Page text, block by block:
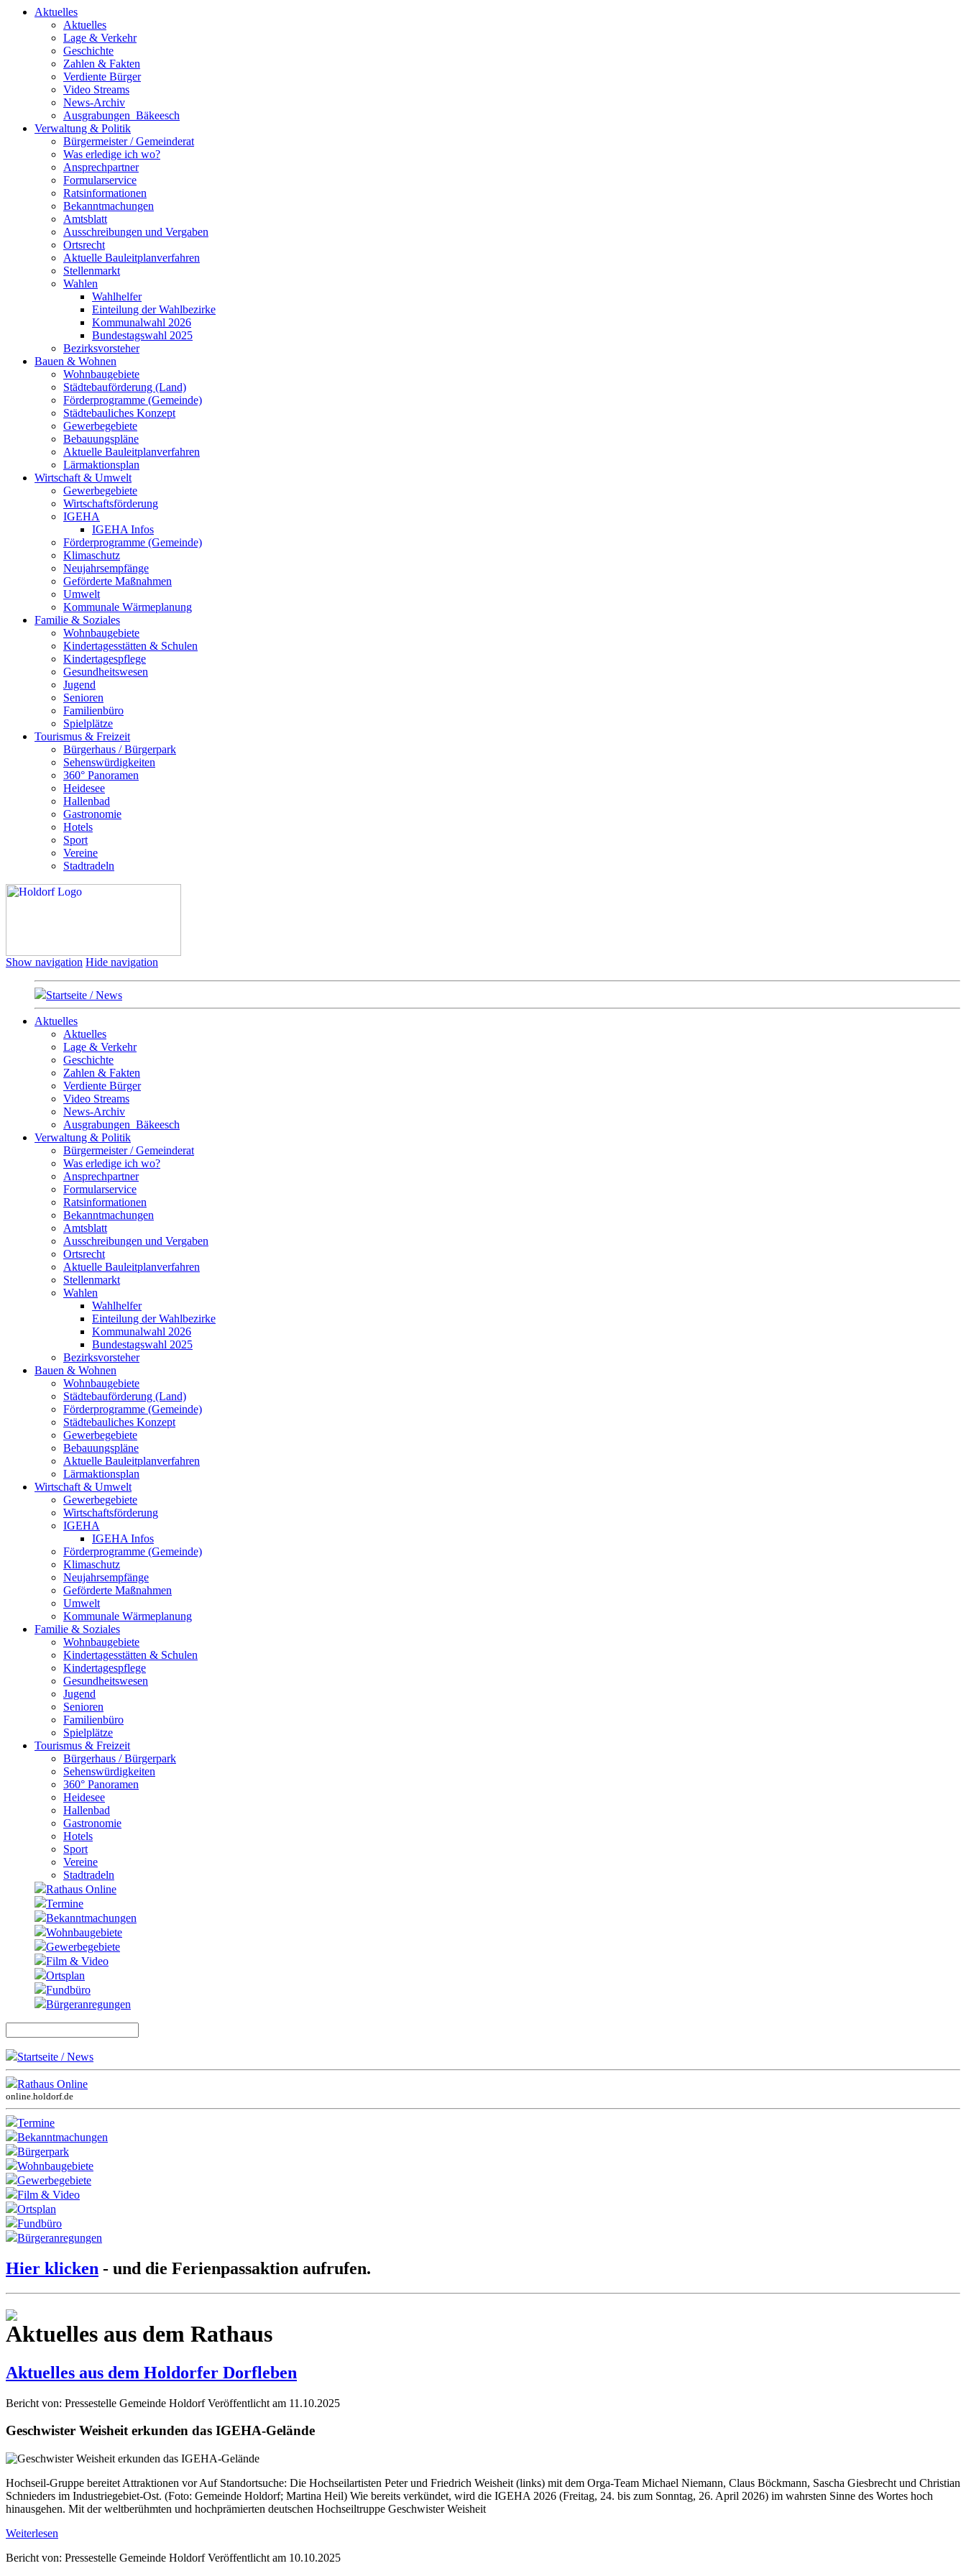
Aktuelles
Aktuelles
Lage & Verkehr
Geschichte
Zahlen & Fakten
Verdiente Bürger
Video Streams
News-Archiv
Ausgrabungen_Bäkeesch
Verwaltung & Politik
Bürgermeister / Gemeinderat
Was erledige ich wo?
Ansprechpartner
Formularservice
Ratsinformationen
Bekanntmachungen
Amtsblatt
Ausschreibungen und Vergaben
Ortsrecht
Aktuelle Bauleitplanverfahren
Stellenmarkt
Wahlen
Wahlhelfer
Einteilung der Wahlbezirke
Kommunalwahl 2026
Bundestagswahl 2025
Bezirksvorsteher
Bauen & Wohnen
Wohnbaugebiete
Städtebauförderung (Land)
Förderprogramme (Gemeinde)
Städtebauliches Konzept
Gewerbegebiete
Bebauungspläne
Aktuelle Bauleitplanverfahren
Lärmaktionsplan
Wirtschaft & Umwelt
Gewerbegebiete
Wirtschaftsförderung
IGEHA
IGEHA Infos
Förderprogramme (Gemeinde)
Klimaschutz
Neujahrsempfänge
Geförderte Maßnahmen
Umwelt
Kommunale Wärmeplanung
Familie & Soziales
Wohnbaugebiete
Kindertagesstätten & Schulen
Kindertagespflege
Gesundheitswesen
Jugend
Senioren
Familienbüro
Spielplätze
Tourismus & Freizeit
Bürgerhaus / Bürgerpark
Sehenswürdigkeiten
360° Panoramen
Heidesee
Hallenbad
Gastronomie
Hotels
Sport
Vereine
Stadtradeln
Show navigation Hide navigation
Startseite / News
Aktuelles
Aktuelles
Lage & Verkehr
Geschichte
Zahlen & Fakten
Verdiente Bürger
Video Streams
News-Archiv
Ausgrabungen_Bäkeesch
Verwaltung & Politik
Bürgermeister / Gemeinderat
Was erledige ich wo?
Ansprechpartner
Formularservice
Ratsinformationen
Bekanntmachungen
Amtsblatt
Ausschreibungen und Vergaben
Ortsrecht
Aktuelle Bauleitplanverfahren
Stellenmarkt
Wahlen
Wahlhelfer
Einteilung der Wahlbezirke
Kommunalwahl 2026
Bundestagswahl 2025
Bezirksvorsteher
Bauen & Wohnen
Wohnbaugebiete
Städtebauförderung (Land)
Förderprogramme (Gemeinde)
Städtebauliches Konzept
Gewerbegebiete
Bebauungspläne
Aktuelle Bauleitplanverfahren
Lärmaktionsplan
Wirtschaft & Umwelt
Gewerbegebiete
Wirtschaftsförderung
IGEHA
IGEHA Infos
Förderprogramme (Gemeinde)
Klimaschutz
Neujahrsempfänge
Geförderte Maßnahmen
Umwelt
Kommunale Wärmeplanung
Familie & Soziales
Wohnbaugebiete
Kindertagesstätten & Schulen
Kindertagespflege
Gesundheitswesen
Jugend
Senioren
Familienbüro
Spielplätze
Tourismus & Freizeit
Bürgerhaus / Bürgerpark
Sehenswürdigkeiten
360° Panoramen
Heidesee
Hallenbad
Gastronomie
Hotels
Sport
Vereine
Stadtradeln
Rathaus Online
Termine
Bekanntmachungen
Wohnbaugebiete
Gewerbegebiete
Film & Video
Ortsplan
Fundbüro
Bürgeranregungen
Startseite / News
Rathaus Online
online.holdorf.de
Termine
Bekanntmachungen
Bürgerpark
Wohnbaugebiete
Gewerbegebiete
Film & Video
Ortsplan
Fundbüro
Bürgeranregungen
Hier klicken - und die Ferienpassaktion aufrufen.
Aktuelles aus dem Rathaus
Aktuelles aus dem Holdorfer Dorfleben
Bericht von: Pressestelle Gemeinde Holdorf Veröffentlicht am 11.10.2025
Geschwister Weisheit erkunden das IGEHA-Gelände
Hochseil-Gruppe bereitet Attraktionen vor Auf Standortsuche: Die Hochseilartisten Peter und Friedrich Weisheit (links) mit dem Orga-Team Michael Niemann, Claus Böckmann, Sascha Giesbrecht und Christian
Schnieders im Industriegebiet-Ost. (Foto: Gemeinde Holdorf; Martina Heil) Wie bereits verkündet, wird die IGEHA 2026 (Freitag, 24. bis zum Sonntag, 26. April 2026) im wahrsten Sinne des Wortes hoch
hinausgehen. Mit der weltberühmten und hochprämierten deutschen Hochseiltruppe Geschwister Weisheit
Weiterlesen
Bericht von: Pressestelle Gemeinde Holdorf Veröffentlicht am 10.10.2025